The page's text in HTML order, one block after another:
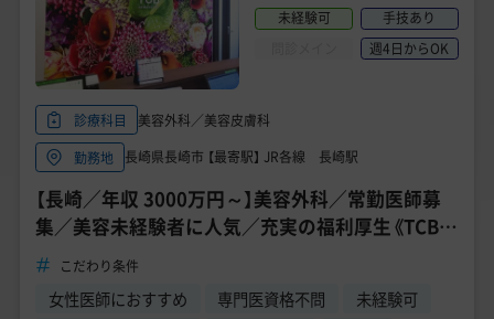
未経験可
手技あり
週4日からOK
診療科目
美容外科／美容皮膚科
勤務地
長崎県長崎市 【最寄駅】 JR各線 長崎駅
【長崎／年収 3000万円～】美容外科／常勤医師募
集／美容未経験者に人気／充実の福利厚生《TCB東
京中央美容外科 長崎院》
こだわり条件
女性医師におすすめ 専門医資格不問
未経験可